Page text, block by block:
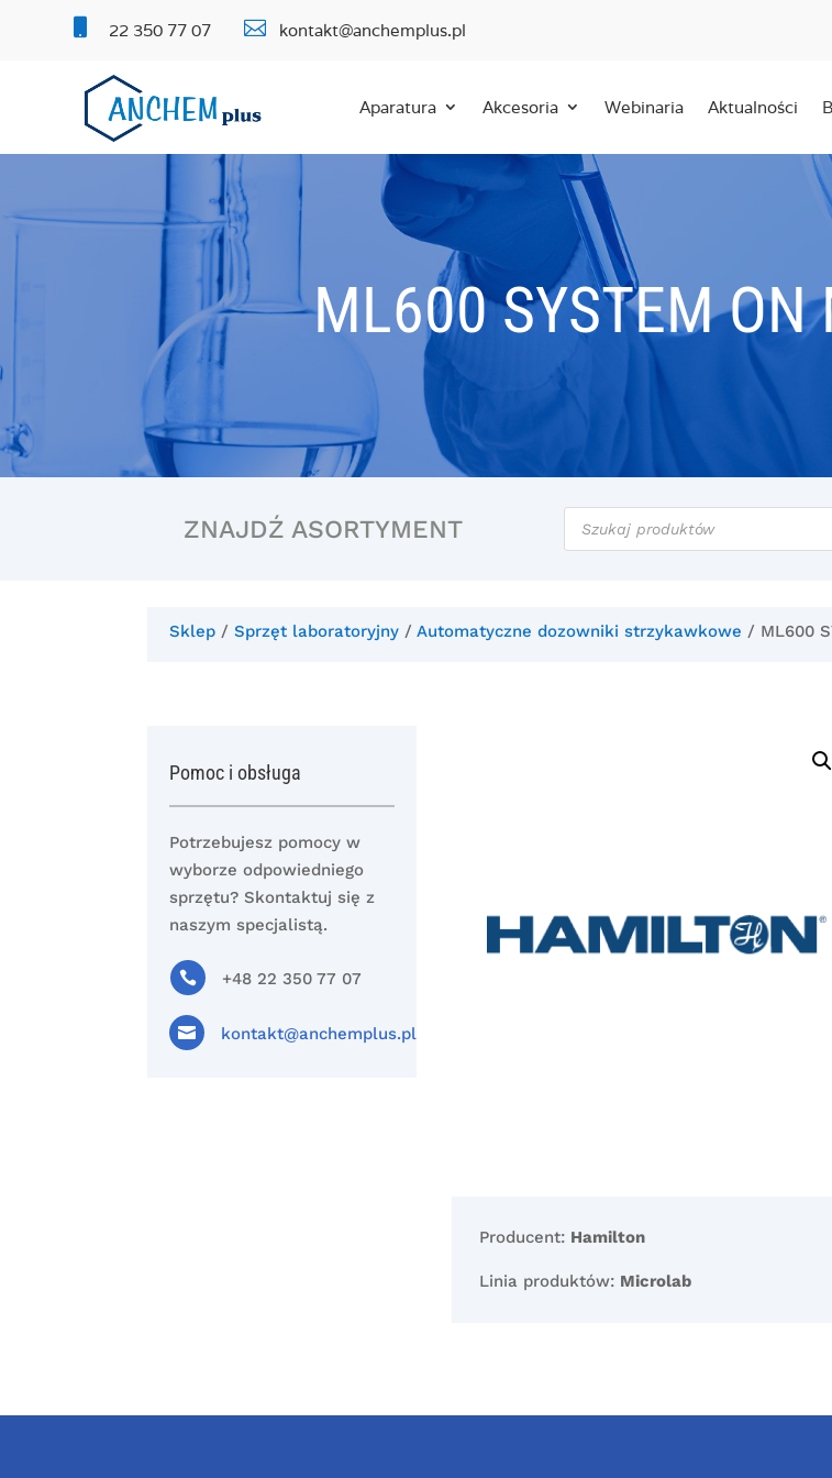
22 350 77 07  kontakt@anchemplus.pl
Aparatura Akcesoria Webinaria Aktualności
ML600 SYSTEM ON
ZNAJDŹ ASORTYMENT
Wyszukiwarka
produktów
Sklep /Sprzęt laboratoryjny /Automatyczne dozowniki strzykawkowe / ML600
Pomoc i obsługa
Potrzebujesz pomocy w
wyborze odpowiedniego
sprzętu? Skontaktuj się z
naszym specjalistą.
 +48 22 350 77 07
 kontakt@anchemplus.pl
Producent: Hamilton
Linia produktów: Microlab